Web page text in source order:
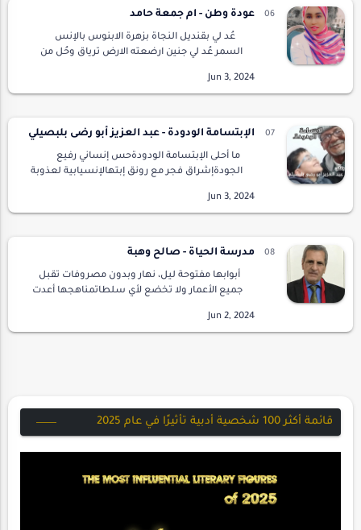
عودة وطن - ام جمعة حامد
عُد لي بقنديل النجاة بزهرة الابنوس بالإنس
السمر عُد لي جنين ارضعته الارض ترياق وحُل من
للحقيقة لا الدجل&…
الإبتسامة الودودة - عبد العزيز أبو رضى بلبصيلي
ما أحلى الإبتسامة الودودةحس إنساني رفيع
الجودةإشراق فجر مع رونق إبتهالإنسيابية لعذوبة
معزوفة لزغرودةكأنها قوس قزح بهي الجمالله
مدرسة الحياة - صالح وهبة
أبوابها مفتوحة ليل، نهار وبدون مصروفات تقبل
جميع الأعمار ولا تخضع لأي سلطاتمناهجها أعدت
قائمة أكثر 100 شخصية أدبية تأثيرًا في عام 2025